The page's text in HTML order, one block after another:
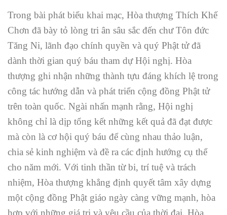
Trong bài phát biểu khai mạc, Hòa thượng Thích Khế
Chơn đã bày tỏ lòng tri ân sâu sắc đến chư Tôn đức
Tăng Ni, lãnh đạo chính quyền và quý Phật tử đã
dành thời gian quý báu tham dự Hội nghị. Hòa
thượng ghi nhận những thành tựu đáng khích lệ trong
công tác hướng dẫn và phát triển cộng đồng Phật tử
trên toàn quốc. Ngài nhấn mạnh rằng, Hội nghị
không chỉ là dịp tổng kết những kết quả đã đạt được
mà còn là cơ hội quý báu để cùng nhau thảo luận,
chia sẻ kinh nghiệm và đề ra các định hướng cụ thể
cho năm mới. Với tinh thần từ bi, trí tuệ và trách
nhiệm, Hòa thượng khẳng định quyết tâm xây dựng
một cộng đồng Phật giáo ngày càng vững mạnh, hòa
hợp với những giá trị và yêu cầu của thời đại. Hòa